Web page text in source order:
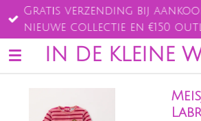
Ga
direct
naar
de
IN DE KLEINE
Gratis verzending bij
nieuwe collectie en €150